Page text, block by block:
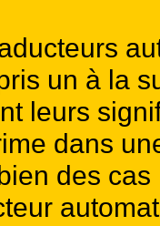
un à la
leurs
dans
des